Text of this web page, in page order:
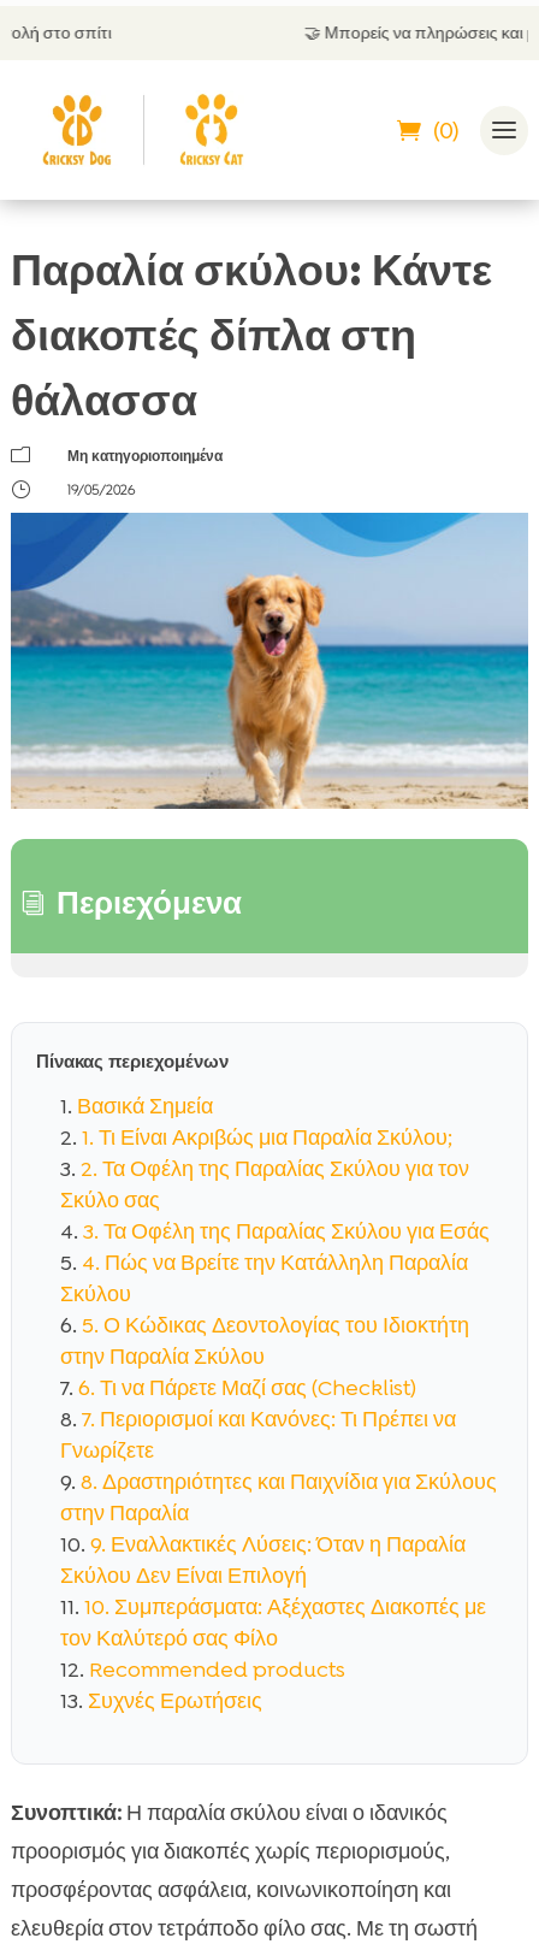
Μπορείς να πληρώσεις και με αντικαταβολή
(0)
Παραλία σκύλου: Κάντε
διακοπές δίπλα στη
θάλασσα
m
Μη κατηγοριοποιημένα
}
19/05/2026
i Περιεχόμενα
Πίνακας περιεχομένων
Βασικά Σημεία
1. Τι Είναι Ακριβώς μια Παραλία Σκύλου;
2. Τα Οφέλη της Παραλίας Σκύλου για τον
Σκύλο σας
3. Τα Οφέλη της Παραλίας Σκύλου για Εσάς
4. Πώς να Βρείτε την Κατάλληλη Παραλία
Σκύλου
5. Ο Κώδικας Δεοντολογίας του Ιδιοκτήτη
στην Παραλία Σκύλου
6. Τι να Πάρετε Μαζί σας (Checklist)
7. Περιορισμοί και Κανόνες: Τι Πρέπει να
Γνωρίζετε
8. Δραστηριότητες και Παιχνίδια για Σκύλους
στην Παραλία
9. Εναλλακτικές Λύσεις: Όταν η Παραλία
Σκύλου Δεν Είναι Επιλογή
10. Συμπεράσματα: Αξέχαστες Διακοπές με
τον Καλύτερό σας Φίλο
Recommended products
Συχνές Ερωτήσεις
Συνοπτικά:Η παραλία σκύλου είναι ο ιδανικός
προορισμός για διακοπές χωρίς περιορισμούς,
προσφέροντας ασφάλεια, κοινωνικοποίηση και
ελευθερία στον τετράποδο φίλο σας. Με τη σωστή